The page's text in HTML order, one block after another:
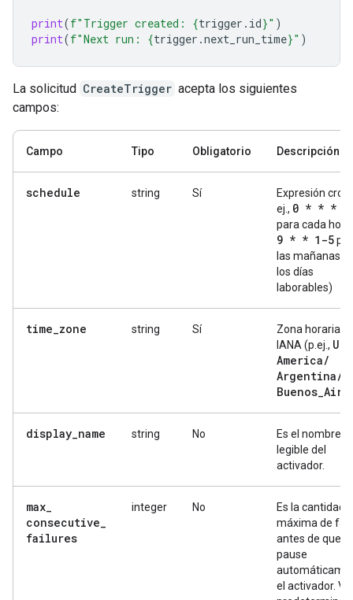
print(f"Trigger created: {trigger . id}" )
print(f"Next run: {trigger .next_run_time}" )
La solicitud CreateTrigger acepta los siguientes
campos:
Campo Tipo Obligatorio Descripción
schedule string Sí
Expresión cron
ej., 0 * * * *
para cada
9 * * 1-5
las mañanas
los días
laborables)
time_zone string Sí
Zona horaria
IANA (p.ej.,
America/
Argentina/
Buenos_
display_name string No
Es el nombre
legible del
activador.
max_
consecutive_
failures
integer No
Es la cantidad
máxima de
antes de que
pause
el activador.